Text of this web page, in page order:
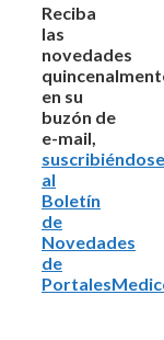
Reciba
las
novedades
en su
buzón de
e-mail,
suscribiéndose
al
Boletín
de
Novedades
de